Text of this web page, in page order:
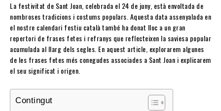
La festivitat de Sant Joan, celebrada el 24 de juny, està envoltada de
nombroses tradicions i costums populars. Aquesta data assenyalada en
el nostre calendari festiu català també ha donat lloc a un gran
repertori de frases fetes i refranys que reflecteixen la saviesa popular
acumulada al llarg dels segles. En aquest article, explorarem algunes
de les frases fetes més conegudes associades a Sant Joan i explicarem
el seu significat i origen.
Contingut